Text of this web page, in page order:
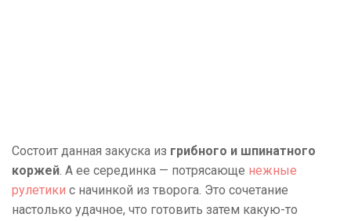
Состоит данная закуска из грибного и шпинатного
коржей. А ее серединка — потрясающе нежные
рулетики с начинкой из творога. Это сочетание
настолько удачное, что готовить затем какую-то